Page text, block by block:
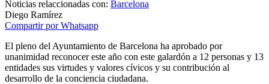
Noticias relaccionadas con: Barcelona
Diego Ramírez
Compartir por Whatsapp
El pleno del Ayuntamiento de Barcelona ha aprobado por
unanimidad reconocer este año con este galardón a 12 personas y 13
entidades sus virtudes y valores cívicos y su contribución al
desarrollo de la conciencia ciudadana.